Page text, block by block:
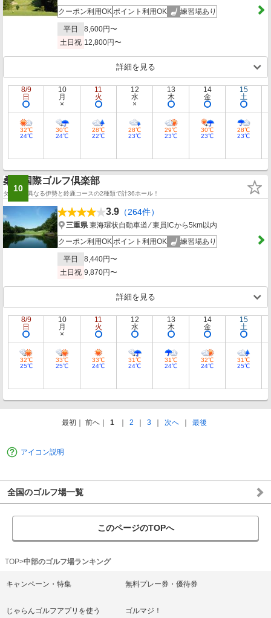
クーポン利用OKポイント利用OK 練習場あり
平日
8,600円〜
土日祝 12,800円〜
詳細を見る
8/9
日
32℃
24℃
10
月
30℃
24℃
11
火
28℃
22℃
12
水
28℃
23℃
13
木
29℃
23℃
14
金
30℃
23℃
15
土
28℃
23℃
10
桑名国際ゴルフ倶楽部
タイプの異なる伊勢と鈴鹿コースの2種類で計36ホール！
3.9 （264件）
三重県東海環状自動車道 ⁄ 東員ICから5km以内
クーポン利用OKポイント利用OK 練習場あり
平日
8,440円〜
土日祝 9,870円〜
詳細を見る
8/9
日
32℃
25℃
10
月
33℃
25℃
11
火
33℃
24℃
12
水
31℃
24℃
13
木
31℃
24℃
14
金
32℃
24℃
15
土
31℃
25℃
最初 前へ 1 2 3 次へ 最後
アイコン説明
全国のゴルフ場一覧
このページのTOPへ
TOP 中部のゴルフ場ランキング
キャンペーン・特集 無料プレー券・優待券
じゃらんゴルフアプリを使う ゴルマジ！